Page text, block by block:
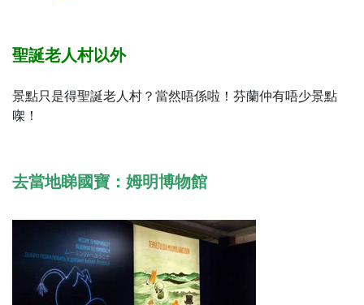
聖誕老人村以外
景點只是得聖誕老人村？當然唔係啦！芬蘭仲有唔少景點
㗎！
去當地睇國寶：姆明博物館